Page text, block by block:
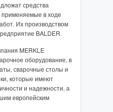
средства
в ходе
Их производством
BALDER.
MERKLE
оборудование, в
сварочные столы и
которые имеют
и надежности, а
европейским